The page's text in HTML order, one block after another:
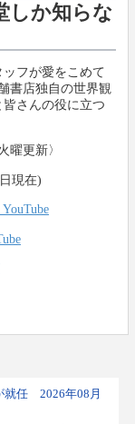
しか知らな
ッフが愛をこめて
書店独自の世界観
さんの役に立つ
更新〉
現在)
就任 2026年08月